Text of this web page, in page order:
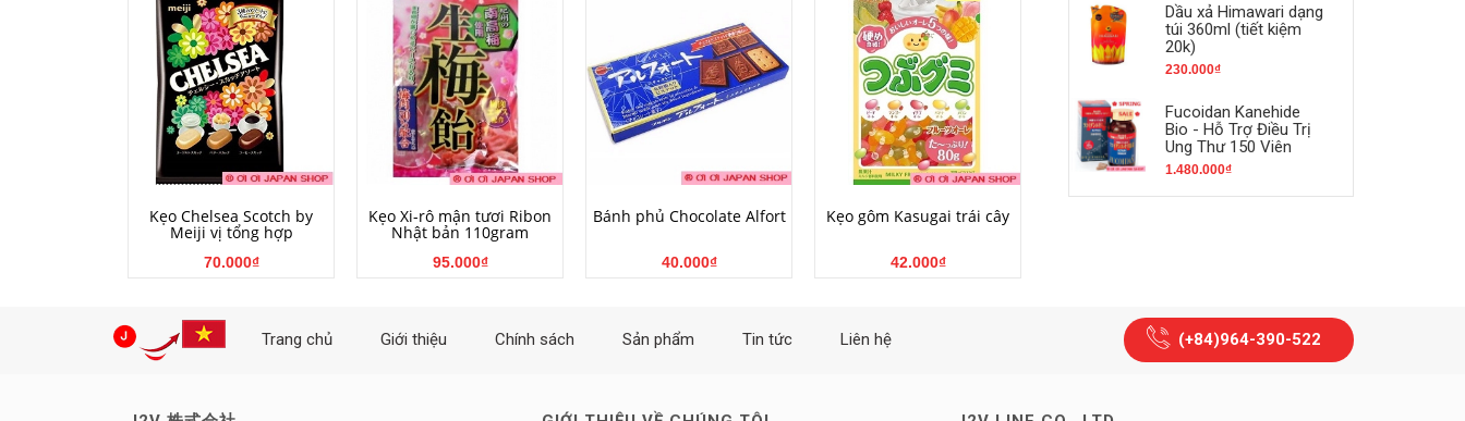
MUA HÀNG
Kẹo Chelsea Scotch by
Meiji vị tổng hợp
70.000₫
MUA HÀNG
Kẹo Xi-rô mận tươi Ribon
Nhật bản 110gram
95.000₫
MUA HÀNG
Bánh phủ Chocolate Alfort
40.000₫
MUA HÀNG
Kẹo gôm Kasugai trái cây
42.000₫
Dầu xả Himawari dạng
túi 360ml (tiết kiệm
20k)
230.000₫
Fucoidan Kanehide
Bio - Hỗ Trợ Điều Trị
Ung Thư 150 Viên
1.480.000₫
Trang chủ Giới thiệu Chính sách Sản phẩm Tin tức Liên hệ (+84)964-390-522